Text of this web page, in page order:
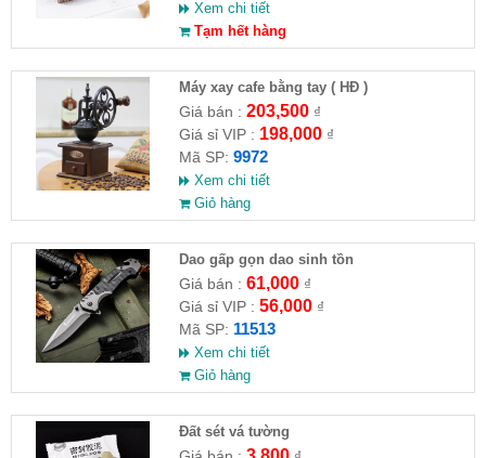
Xem chi tiết
Tạm hết hàng
Máy xay cafe bằng tay ( HĐ )
Giá bán : 203,500₫
Giá sỉ VIP : 198,000₫
Mã SP: 9972
Xem chi tiết
Giỏ hàng
Dao gấp gọn dao sinh tồn
Giá bán : 61,000₫
Giá sỉ VIP : 56,000₫
Mã SP: 11513
Xem chi tiết
Giỏ hàng
Đất sét vá tường